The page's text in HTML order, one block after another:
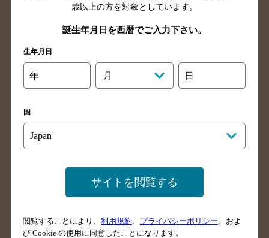
静岡県のバー検索
三重県のバー検索
岐阜県のバー検索
富山県のバー検索
大阪府のバー検索
京都府のバー検索
兵庫県のバー検索
奈良県のバー検索
山口県のバー検索
大分県のバー検索
熊本県のバー検索
歳以上の方を対象としています。
誕生年月日を西暦でご入力下さい。
生年月日
年 月 日
国
サイトを閲覧する
閲覧することにより、 利用規約 プライバシーポリシー 、およ
び Cookie の使用に同意したことになります。